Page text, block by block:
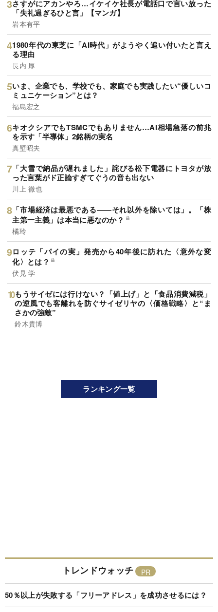
さすがにアカンやろ…イケイケ社長が電話口で言い放った
「失礼過ぎるひと言」【マンガ】
岩本有平
1980年代の東芝に「AI時代」がようやく追い付いたと言え
る理由
長内 厚
いま、企業でも、学校でも、家庭でも実践したい“優しいコ
ミュニケーション”とは？
福島宏之
キオクシアでもTSMCでもありません…AI相場急落の前兆
を示す「半導体」2銘柄の実名
真壁昭夫
「大雪で納品が遅れました」詫びる松下電器にトヨタが放
った言葉がド正論すぎてぐうの音も出ない
川上 徹也
「市場経済は最悪である――それ以外を除いては」。「株
主第一主義」は本当に悪なのか？
橘玲
ロッテ「パイの実」発売から40年後に訪れた〈意外な変
化〉とは？
伏見 学
もうサイゼには行けない？「値上げ」と「食品消費減税」
の逆風でも客離れを防ぐサイゼリヤの〈価格戦略〉と“ま
さかの強敵”
鈴木貴博
ランキング一覧
トレンドウォッチ
50％以上が失敗する「フリーアドレス」を成功させるには？